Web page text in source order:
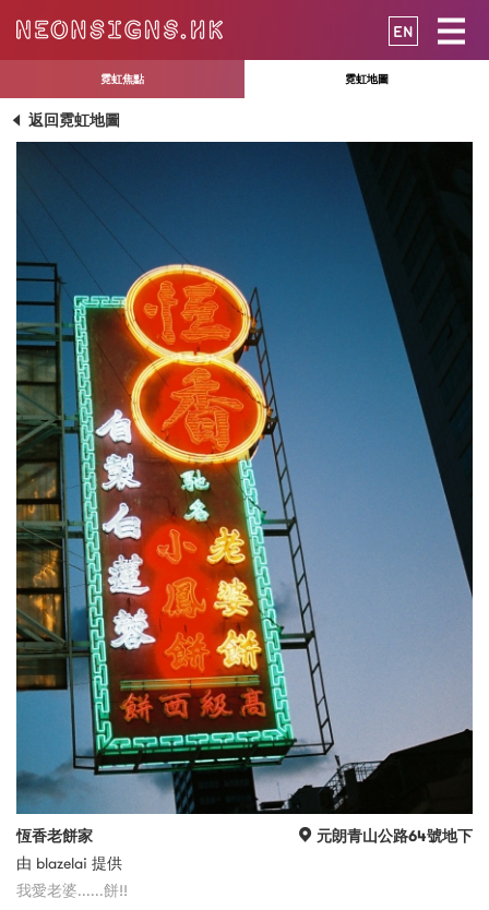
EN
霓虹焦點 霓虹地圖
返回霓虹地圖
恆香老餅家
元朗青山公路64號地下
由 blazelai 提供
我愛老婆......餅!!